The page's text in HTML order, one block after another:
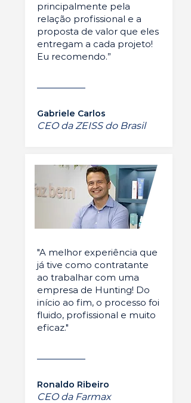
principalmente pela
relação profissional e a
proposta de valor que eles
entregam a cada projeto!
Eu recomendo.”
Gabriele Carlos
CEO da ZEISS do Brasil
"A melhor experiência que
já tive como contratante
ao trabalhar com uma
empresa de Hunting! Do
início ao fim, o processo foi
fluido, profissional e muito
eficaz."
Ronaldo Ribeiro
CEO da Farmax